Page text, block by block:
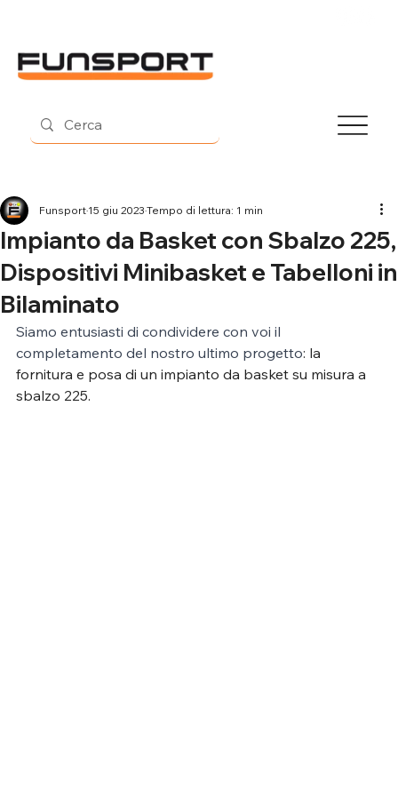
Impianto da Basket con Sbalzo 225,
Dispositivi Minibasket e Tabelloni in
Bilaminato
Funsport 15 giu 2023 Tempo di lettura: 1 min
Siamo entusiasti di condividere con voi il
completamento del nostro ultimo progetto: la
fornitura e posa di un impianto da basket su misura a
sbalzo 225.